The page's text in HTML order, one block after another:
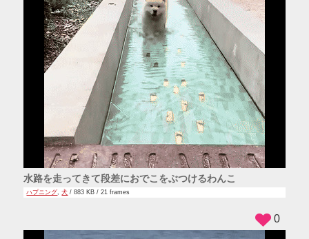
水路を走ってきて段差におでこをぶつけるわんこ
ハプニング,犬 / 883 KB / 21 frames
0